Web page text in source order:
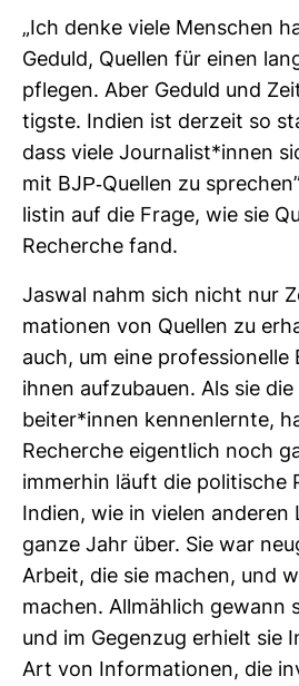
„Ich denke viele Men­schen
Geduld, Quellen für einen
pflegen. Aber Geduld und
tigste. Indien ist der­zeit so
dass viele Jour­na­list*innen
mit BJP-​Quellen zu
listin auf die Frage, wie sie
Recherche fand.
Jaswal nahm sich nicht nur
ma­tionen von Quellen zu
auch, um eine pro­fes­sio­nelle
ihnen auf­zu­bauen. Als sie
beiter*innen ken­nen­lernte,
Recherche eigent­lich noch
immerhin läuft die poli­ti­sche
Indien, wie in vielen anderen
ganze Jahr über. Sie war
Arbeit, die sie machen, und
machen. All­mäh­lich gewann
und im Gegenzug erhielt sie
Art von Infor­ma­tionen, die